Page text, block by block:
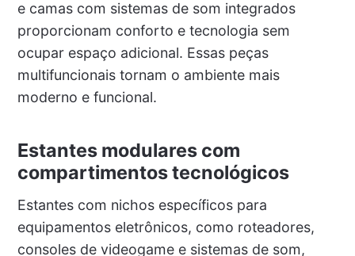
e camas com sistemas de som integrados
proporcionam conforto e tecnologia sem
ocupar espaço adicional. Essas peças
multifuncionais tornam o ambiente mais
moderno e funcional.
Estantes modulares com
compartimentos tecnológicos
Estantes com nichos específicos para
equipamentos eletrônicos, como roteadores,
consoles de videogame e sistemas de som,